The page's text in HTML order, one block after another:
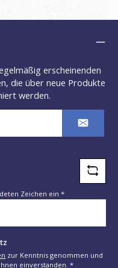
erscheinenden
die über neue Produkte
werden.
Zeichen ein *
zur Kenntnis genommen und
einverstanden.*